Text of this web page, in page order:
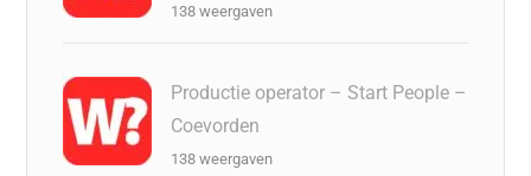
138 weergaven
Productie operator – Start People –
Coevorden
138 weergaven